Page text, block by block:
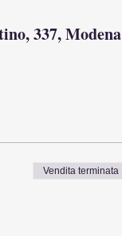
337, Modena
puntualità.
motorie.
Vendita terminata